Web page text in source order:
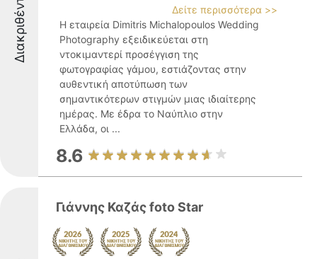
Διακριθέντες
Δείτε περισσότερα >>
Η εταιρεία Dimitris Michalopoulos Wedding
Photography εξειδικεύεται στη
ντοκιμαντερί προσέγγιση της
φωτογραφίας γάμου, εστιάζοντας στην
αυθεντική αποτύπωση των
σημαντικότερων στιγμών μιας ιδιαίτερης
ημέρας. Με έδρα το Ναύπλιο στην
Ελλάδα, οι ...
8.6
Γιάννης Καζάς foto Star